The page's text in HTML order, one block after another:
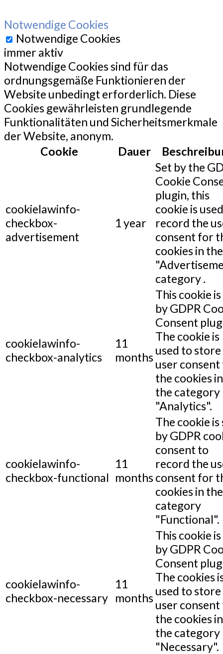
Notwendige Cookies
Notwendige Cookies
immer aktiv
Notwendige Cookies sind für das
ordnungsgemäße Funktionieren der
Website unbedingt erforderlich. Diese
Cookies gewährleisten grundlegende
Funktionalitäten und Sicherheitsmerkmale
der Website, anonym.
Cookie
Dauer
cookielawinfo-
checkbox-
advertisement
1 year
Set by the
Cookie
plugin, this
cookie is
record the
consent for
cookies in the
category .
cookielawinfo-
checkbox-analytics
11
months
This cookie
by GDPR
Consent
The cookie is
used to
user
the cookies in
the category
"Analytics".
cookielawinfo-
checkbox-functional
11
months
The cookie is
by GDPR
consent to
record the
consent for
cookies in the
category
"Functional".
cookielawinfo-
checkbox-necessary
11
months
This cookie
by GDPR
Consent
The cookies
used to
user
the cookies in
the category
"Necessary".